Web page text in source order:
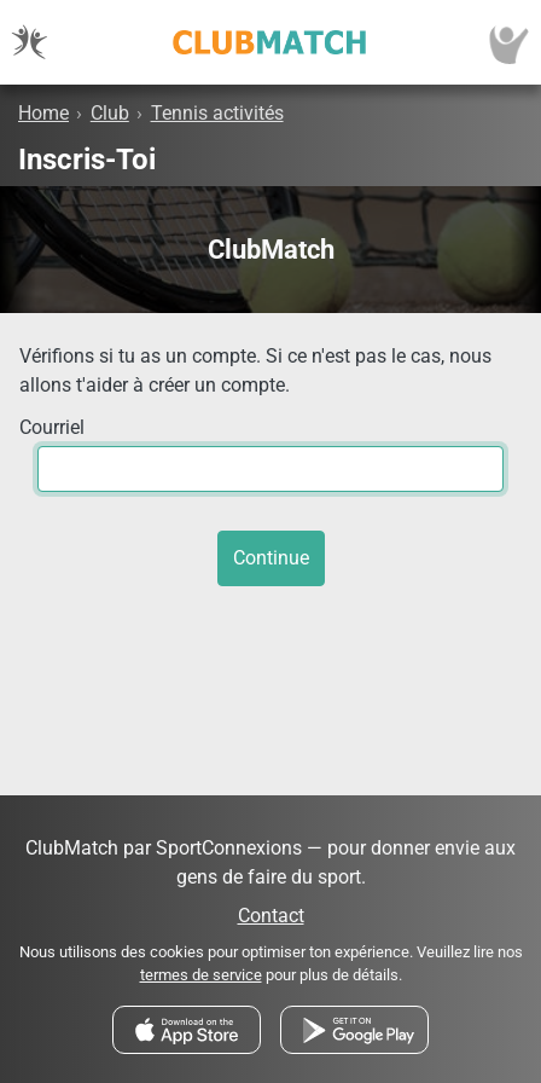
Home › Club › Tennis activités
Inscris-Toi
ClubMatch
Vérifions si tu as un compte. Si ce n'est pas le cas, nous
allons t'aider à créer un compte.
Courriel
Continue
ClubMatch par SportConnexions — pour donner envie aux
gens de faire du sport.
Contact
Nous utilisons des cookies pour optimiser ton expérience. Veuillez lire nos
termes de servicepour plus de détails.